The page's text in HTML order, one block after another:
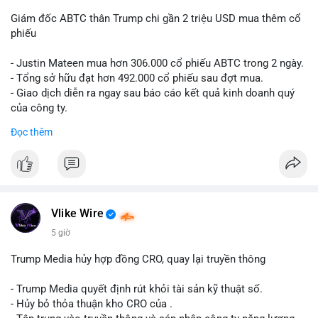
Giám đốc ABTC thân Trump chi gần 2 triệu USD mua thêm cổ
phiếu
- Justin Mateen mua hơn 306.000 cổ phiếu ABTC trong 2 ngày.
- Tổng sở hữu đạt hơn 492.000 cổ phiếu sau đợt mua.
- Giao dịch diễn ra ngay sau báo cáo kết quả kinh doanh quý
của công ty.
#abtc #cryptonews
$btc $eth
📰 Nguồn: CoinDesk
Đọc thêm
Vlike Wire
5 giờ
Trump Media hủy hợp đồng CRO, quay lại truyền thông
- Trump Media quyết định rút khỏi tài sản kỹ thuật số.
- Hủy bỏ thỏa thuận kho CRO của .